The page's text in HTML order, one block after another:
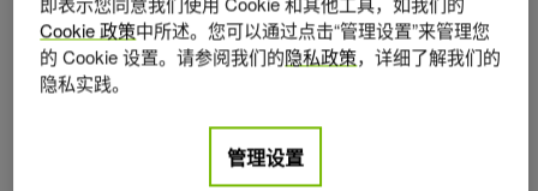
Cookie 政策中所述。您可以通过点击“管理设置”来管理您
的 Cookie 设置。请参阅我们的隐私政策，详细了解我们的
隐私实践。
管理设置